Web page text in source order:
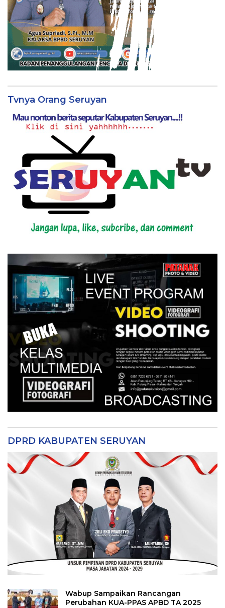
Tvnya Orang Seruyan
DPRD KABUPATEN SERUYAN
Wabup Sampaikan Rancangan
Perubahan KUA-PPAS APBD TA 2025